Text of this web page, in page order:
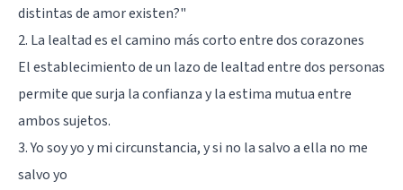
distintas de amor existen?"
2. La lealtad es el camino más corto entre dos corazones
El establecimiento de un lazo de lealtad entre dos personas
permite que surja la confianza y la estima mutua entre
ambos sujetos.
3. Yo soy yo y mi circunstancia, y si no la salvo a ella no me
salvo yo